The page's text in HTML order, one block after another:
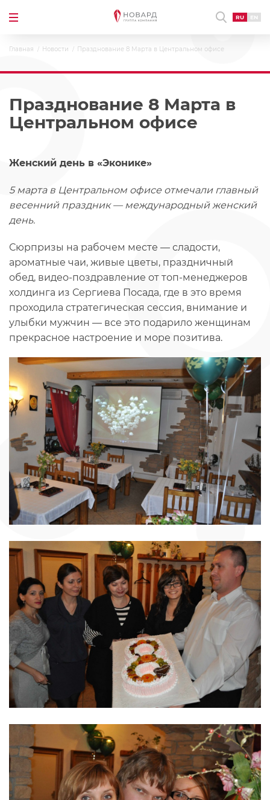
RU EN
Главная Новости Празднование 8 Марта в Центральном офисе
Празднование 8 Марта в
Центральном офисе
Женский день в «Эконике»
5 марта в Центральном офисе отмечали главный
весенний праздник — международный женский
день.
Сюрпризы на рабочем месте — сладости,
ароматные чаи, живые цветы, праздничный
обед, видео-поздравление от топ-менеджеров
холдинга из Сергиева Посада, где в это время
проходила стратегическая сессия, внимание и
улыбки мужчин — все это подарило женщинам
прекрасное настроение и море позитива.